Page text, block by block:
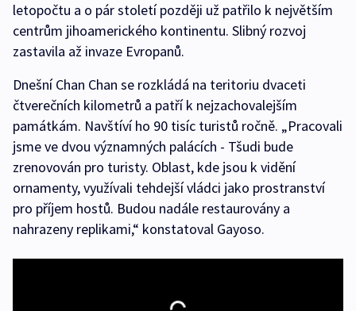
letopočtu a o pár století později už patřilo k největším
centrům jihoamerického kontinentu. Slibný rozvoj
zastavila až invaze Evropanů.
Dnešní Chan Chan se rozkládá na teritoriu dvaceti
čtverečních kilometrů a patří k nejzachovalejším
památkám. Navštíví ho 90 tisíc turistů ročně. „Pracovali
jsme ve dvou významných palácích - Tšudi bude
zrenovován pro turisty. Oblast, kde jsou k vidění
ornamenty, využívali tehdejší vládci jako prostranství
pro příjem hostů. Budou nadále restaurovány a
nahrazeny replikami,“ konstatoval Gayoso.